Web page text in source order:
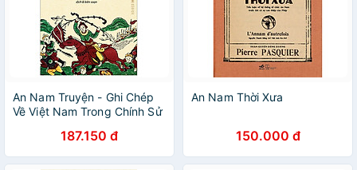
An Nam Truyện - Ghi Chép
Về Việt Nam Trong Chính Sử
187.150 đ
An Nam Thời Xưa
150.000 đ